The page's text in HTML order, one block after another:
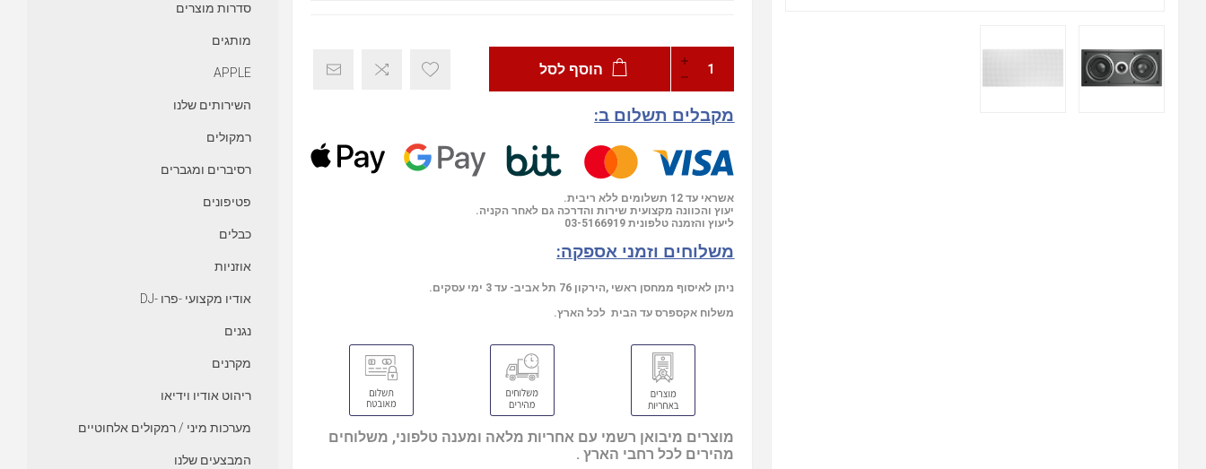
הוסף לסל
מקבלים תשלום ב:
אשראי עד 12 תשלומים ללא ריבית.
יעוץ והכוונה מקצועית שירות והדרכה גם לאחר הקניה.
ליעוץ והזמנה טלפונית 03-5166919
משלוחים וזמני אספקה:
ניתן לאיסוף ממחסן ראשי ,הירקון 76 תל אביב- עד 3 ימי עסקים.
משלוח אקספרס עד הבית לכל הארץ.
מוצרים מיבואן רשמי עם אחריות מלאה ומענה טלפוני, משלוחים
מהירים לכל רחבי הארץ .
סדרות מוצרים
מותגים
APPLE
השירותים שלנו
רמקולים
רסיברים ומגברים
פטיפונים
כבלים
אוזניות
אודיו מקצועי -פרו -DJ
נגנים
מקרנים
ריהוט אודיו וידיאו
מערכות מיני / רמקולים אלחוטיים
המבצעים שלנו